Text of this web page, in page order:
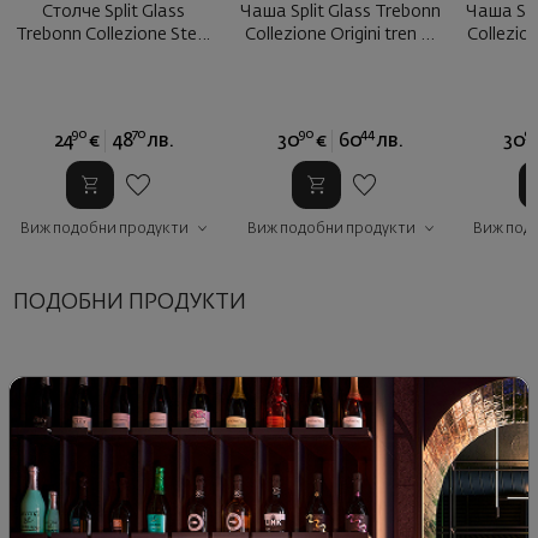
Столче Split Glass
Trebonn Collezione Stem
2490 € 4870 лв.
Виж подобни продукти
Чаша Split Glass Trebonn
Collezione Origini tren ...
3090 € 6044 лв.
Виж подобни продукти
Чаша
30
Виж
ПОДОБНИ ПРОДУКТИ